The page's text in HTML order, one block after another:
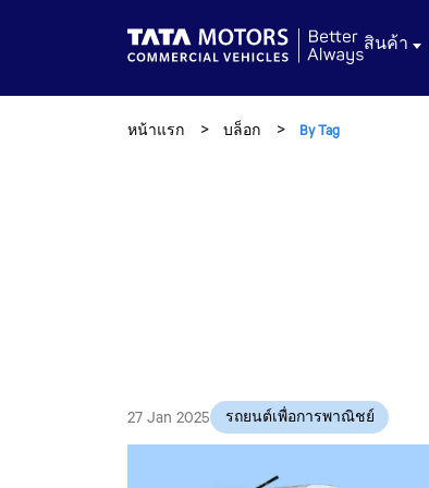
สินค้า
หน้าแรก บล็อก By Tag
27 Jan 2025 รถยนต์เพื่อการพาณิชย์